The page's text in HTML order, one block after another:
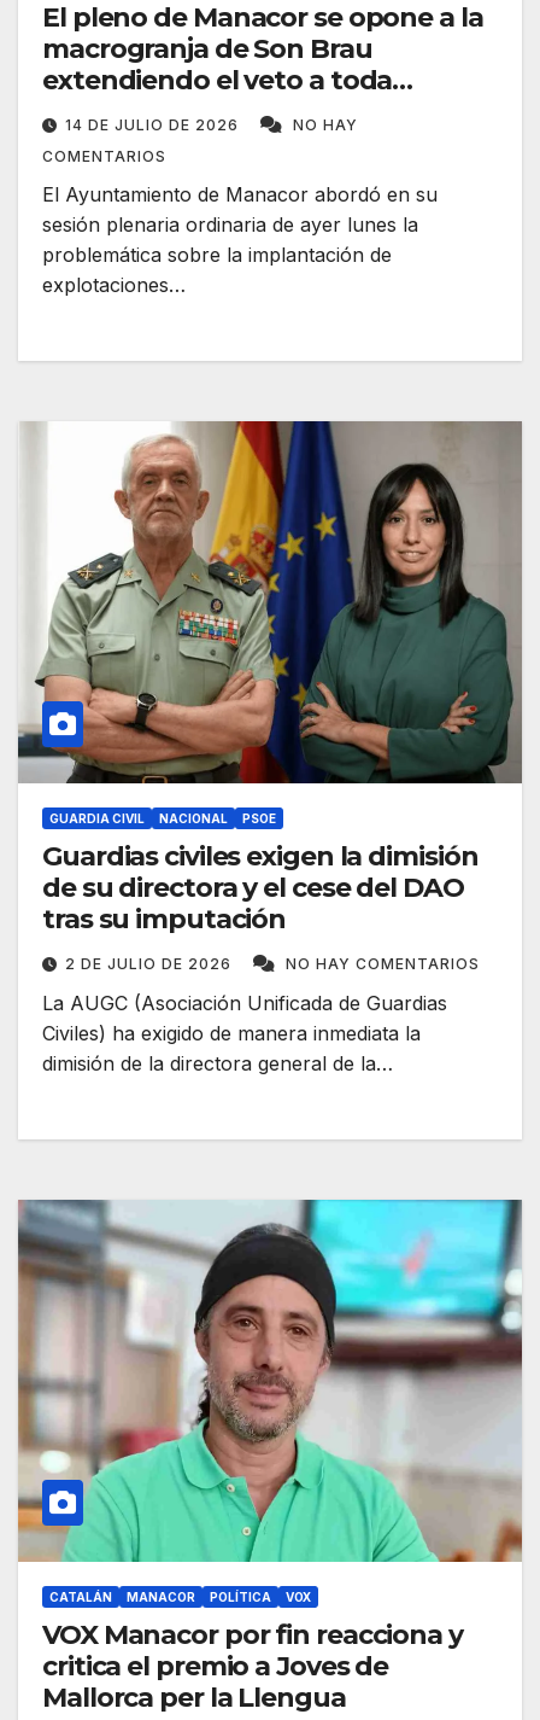
El pleno de Manacor se opone a la
macrogranja de Son Brau
extendiendo el veto a toda
Mallorca
14 DE JULIO DE 2026
NO HAY
COMENTARIOS
El Ayuntamiento de Manacor abordó en su
sesión plenaria ordinaria de ayer lunes la
problemática sobre la implantación de
explotaciones…
GUARDIA CIVIL NACIONAL PSOE
Guardias civiles exigen la dimisión
de su directora y el cese del DAO
tras su imputación
2 DE JULIO DE 2026 NO HAY COMENTARIOS
La AUGC (Asociación Unificada de Guardias
Civiles) ha exigido de manera inmediata la
dimisión de la directora general de la…
CATALÁN MANACOR POLÍTICA VOX
VOX Manacor por fin reacciona y
critica el premio a Joves de
Mallorca per la Llengua